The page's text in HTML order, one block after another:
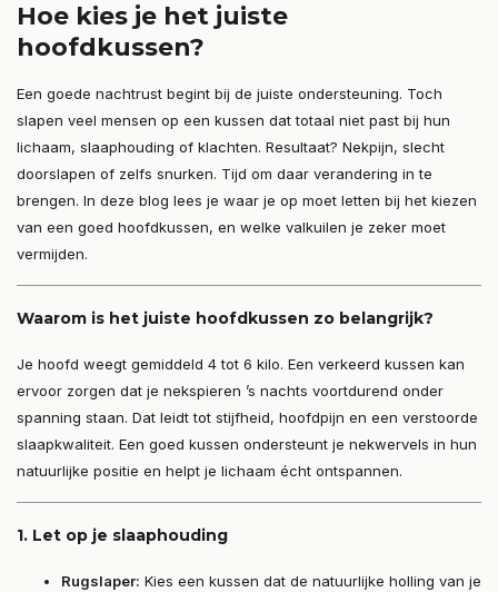
Hoe kies je het juiste
hoofdkussen?
Een goede nachtrust begint bij de juiste ondersteuning. Toch
slapen veel mensen op een kussen dat totaal niet past bij hun
lichaam, slaaphouding of klachten. Resultaat? Nekpijn, slecht
doorslapen of zelfs snurken. Tijd om daar verandering in te
brengen. In deze blog lees je waar je op moet letten bij het kiezen
van een goed hoofdkussen, en welke valkuilen je zeker moet
vermijden.
Waarom is het juiste hoofdkussen zo belangrijk?
Je hoofd weegt gemiddeld 4 tot 6 kilo. Een verkeerd kussen kan
ervoor zorgen dat je nekspieren ’s nachts voortdurend onder
spanning staan. Dat leidt tot stijfheid, hoofdpijn en een verstoorde
slaapkwaliteit. Een goed kussen ondersteunt je nekwervels in hun
natuurlijke positie en helpt je lichaam écht ontspannen.
1. Let op je slaaphouding
Rugslaper: Kies een kussen dat de natuurlijke holling van je